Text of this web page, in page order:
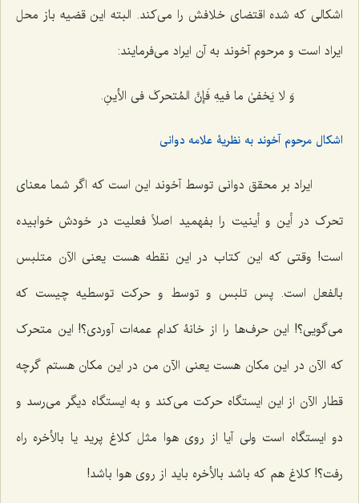
اشکالی که شده اقتضای خلافش را می‌کند. البته این قضیه باز محل
ایراد است و مرحوم آخوند به آن ایراد می‌فرمایند:
وَ لا یَخفىٰ ما فیهِ فَإنَّ المُتحرکَ فی الأینِ.
اشکال مرحوم آخوند به نظریۀ علامه دوانی
ایراد بر محقق دوانی توسط آخوند این است که اگر شما معنای
تحرک در أین و أینیت را بفهمید اصلاً فعلیت در خودش خوابیده
است! وقتی که این کتاب در این نقطه هست یعنی الآن متلبس
بالفعل است. پس تلبس و توسط و حرکت توسطیه چیست که
می‌گویی؟! این حرف‌ها را از خانۀ کدام عمه‌ات آوردی؟! این متحرک
که الآن در این مکان هست یعنی الآن من در این مکان هستم گرچه
قطار الآن از این ایستگاه حرکت می‌کند و به ایستگاه دیگر می‌رسد و
دو ایستگاه است ولی آیا از روی هوا مثل کلاغ پرید یا بالأخره راه
رفت؟! کلاغ هم که باشد بالأخره باید از روی هوا باشد!